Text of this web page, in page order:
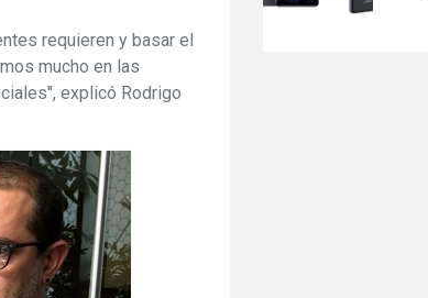
requieren y basar el
mucho en las
explicó Rodrigo